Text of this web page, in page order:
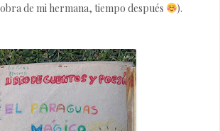
de mi hermana, tiempo después
).